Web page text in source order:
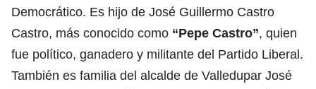
Democrático. Es hijo de José Guillermo Castro
Castro, más conocido como “Pepe Castro”, quien
fue político, ganadero y militante del Partido Liberal.
También es familia del alcalde de Valledupar José